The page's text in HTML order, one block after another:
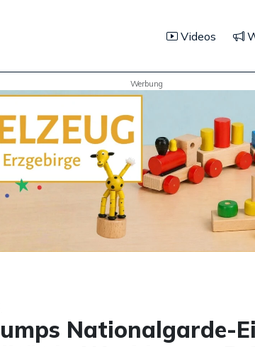
Videos
Werbung
Nationalgarde-